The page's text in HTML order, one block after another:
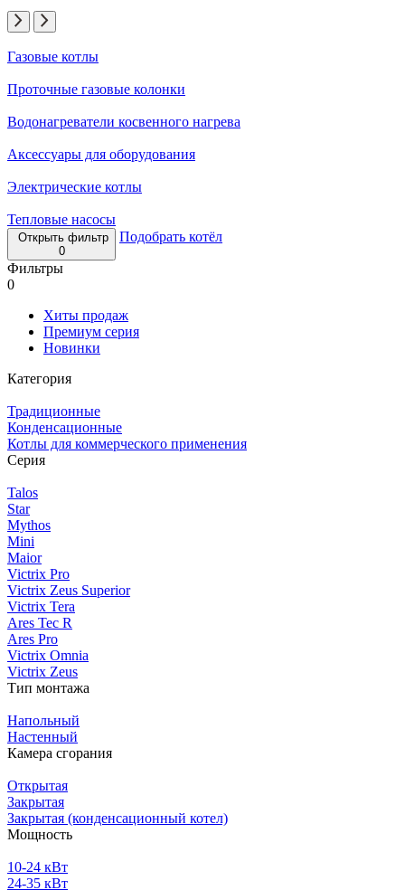
Газовые котлы
Проточные газовые колонки
Водонагреватели косвенного нагрева
Аксессуары для оборудования
Электрические котлы
Тепловые насосы
Открыть фильтр
0
Подобрать котёл
Фильтры
0
Хиты продаж
Премиум серия
Новинки
Категория
Традиционные
Конденсационные
Котлы для коммерческого применения
Серия
Talos
Star
Mythos
Mini
Maior
Victrix Pro
Victrix Zeus Superior
Victrix Tera
Ares Tec R
Ares Pro
Victrix Omnia
Victrix Zeus
Тип монтажа
Напольный
Настенный
Камера сгорания
Открытая
Закрытая
Закрытая (конденсационный котел)
Мощность
10-24 кВт
24-35 кВт